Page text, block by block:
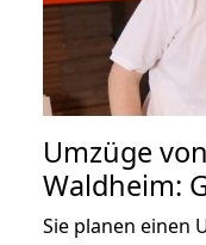
Umzüge
Waldheim:
Sie planen einen